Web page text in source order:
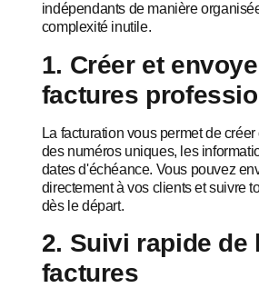
indépendants de manière
complexité inutile.
1. Créer et
factures
La facturation vous permet de
des numéros uniques, les
dates d'échéance. Vous pouvez
directement à vos clients et suivre
dès le départ.
2. Suivi rapide de
factures